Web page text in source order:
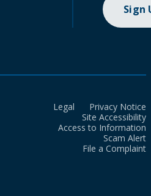
Sign
Legal
Privacy Notice
Site Accessibility
Access to Information
Scam Alert
File a Complaint